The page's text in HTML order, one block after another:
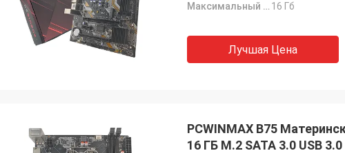
Максимальный объем оперативной памяти: 16 Гб
Лучшая Цена
PCWINMAX B75
16 ГБ M.2 SATA 3.0 USB